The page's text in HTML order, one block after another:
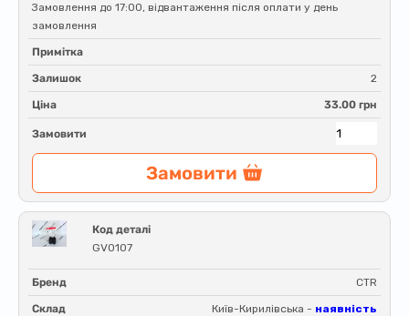
Замовлення до 17:00, відвантаження після оплати у день
замовлення
Примітка
Залишок 2
Ціна 33.00 грн
Замовити
Замовити
Код деталі
GV0107
Бренд CTR
Склад Київ-Кирилівська - наявність